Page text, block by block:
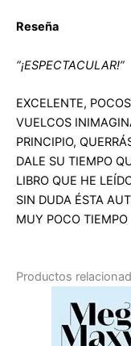
Reseña
“¡ESPECTACULAR!”
EXCELENTE,
VUELCOS
PRINCIPIO,
DALE SU TIEMPO
LIBRO QUE HE
SIN DUDA ÉSTA
MUY POCO TIEMPO
Productos